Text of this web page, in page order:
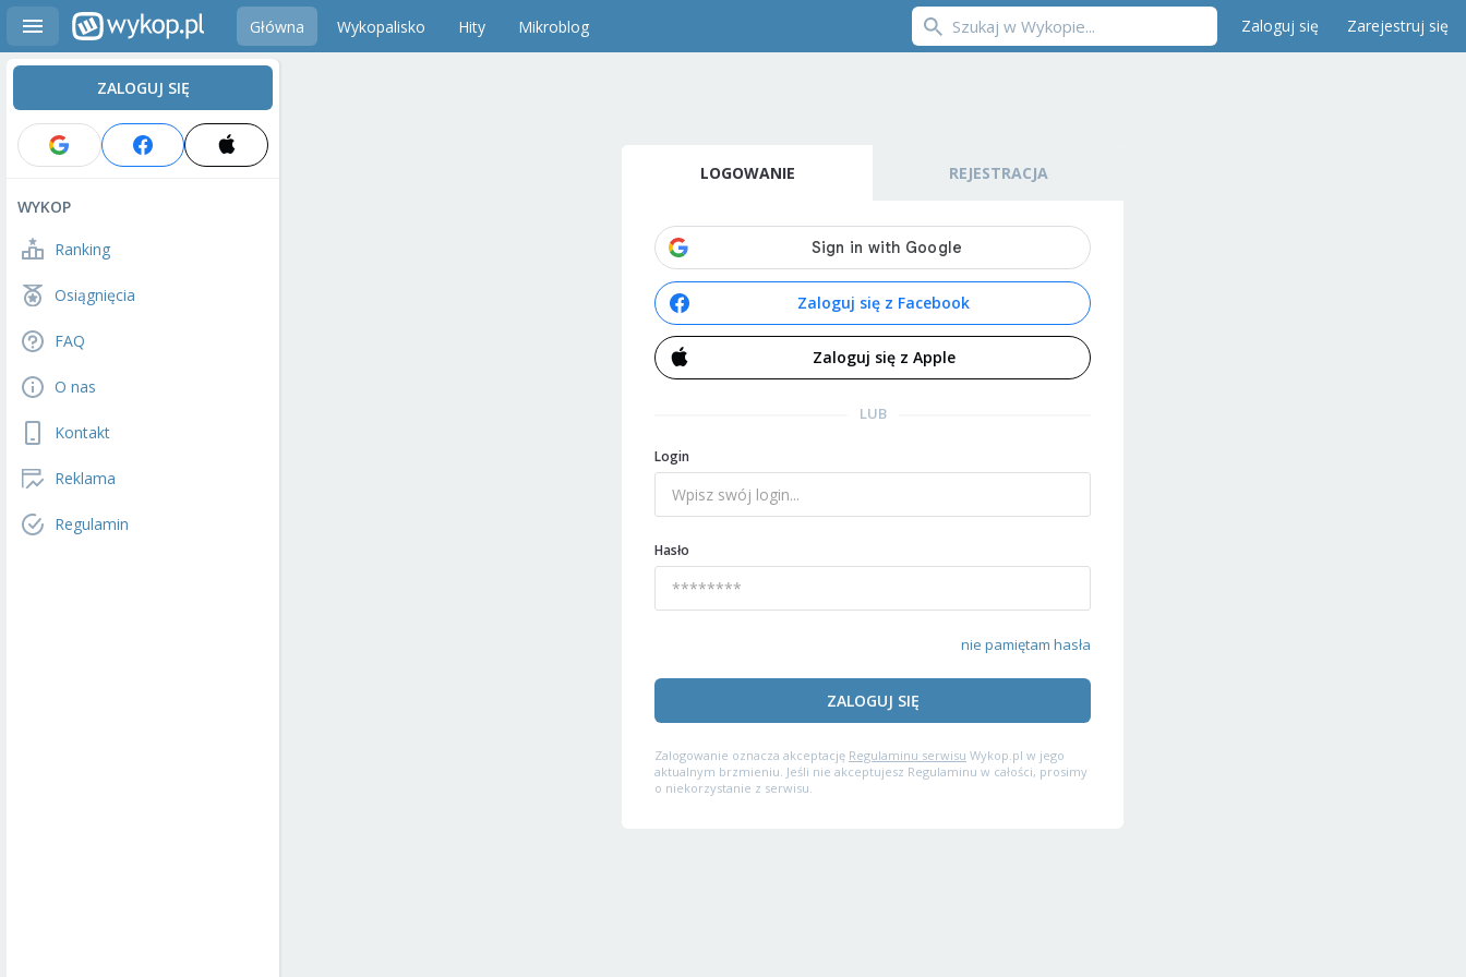
Główna Wykopalisko Hity Mikroblog Zaloguj się Zarejestruj się
ZALOGUJ SIĘ
WYKOP
Ranking
Osiągnięcia
FAQ
O nas
Kontakt
Reklama
Regulamin
LOGOWANIE REJESTRACJA
Zaloguj się z Facebook
Zaloguj się z Apple
LUB
Login
Hasło
nie pamiętam hasła
ZALOGUJ SIĘ
Zalogowanie oznacza akceptację Regulaminu serwisu Wykop.pl w jego
aktualnym brzmieniu. Jeśli nie akceptujesz Regulaminu w całości, prosimy
o niekorzystanie z serwisu.